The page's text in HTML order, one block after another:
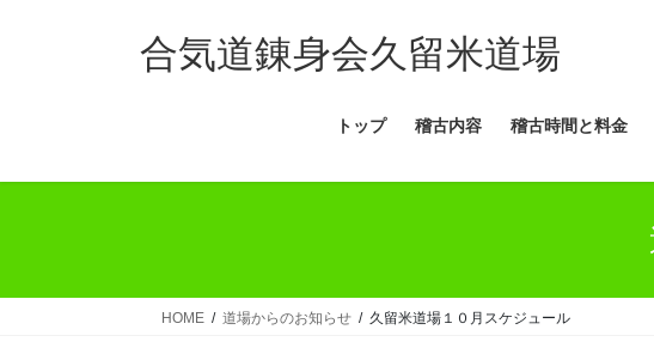
ス
ン
合気道錬身会久留米道場
トップ 稽古内容 稽古時間と料金
HOME 道場からのお知らせ 久留米道場１０月スケジュール